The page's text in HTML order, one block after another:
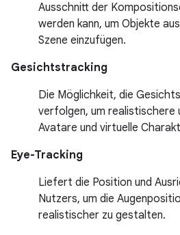
Ausschnitt der
werden kann, um Objekte
Szene einzufügen.
Gesichtstracking
Die Möglichkeit, die
verfolgen, um realistischere
Avatare und virtuelle
Eye-Tracking
Liefert die Position und
Nutzers, um die
realistischer zu gestalten.